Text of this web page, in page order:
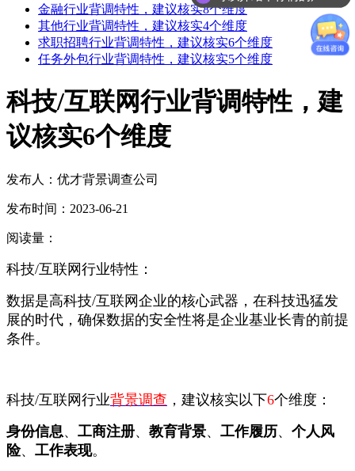
金融行业背调特性，建议核实8个维度
其他行业背调特性，建议核实4个维度
求职招聘行业背调特性，建议核实6个维度
任务外包行业背调特性，建议核实5个维度
科技/互联网行业背调特性，建
议核实6个维度
发布人：优才背景调查公司
发布时间：2023-06-21
阅读量：
科技/互联网行业特性：
数据是高科技/互联网企业的核心武器，在科技迅猛发
展的时代，确保数据的安全性将是企业基业长青的前提
条件。
科技/互联网行业背景调查 ，建议核实以下6个维度：
身份信息、 工商注册、 教育背景、 工作履历、 个人风
险、 工作表现。